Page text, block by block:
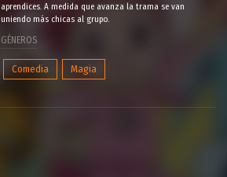
aprendices. A medida que avanza la trama se van
uniendo más chicas al grupo.
GÉNEROS
Comedia Magia